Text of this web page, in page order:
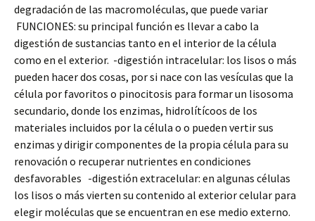
degradación de las macromoléculas, que puede variar
FUNCIONES: su principal función es llevar a cabo la
digestión de sustancias tanto en el interior de la célula
como en el exterior. -digestión intracelular: los lisos o más
pueden hacer dos cosas, por si nace con las vesículas que la
célula por favoritos o pinocitosis para formar un lisosoma
secundario, donde los enzimas, hidrolítícoos de los
materiales incluidos por la célula o o pueden vertir sus
enzimas y dirigir componentes de la propia célula para su
renovación o recuperar nutrientes en condiciones
desfavorables -digestión extracelular: en algunas células
los lisos o más vierten su contenido al exterior celular para
elegir moléculas que se encuentran en ese medio externo.